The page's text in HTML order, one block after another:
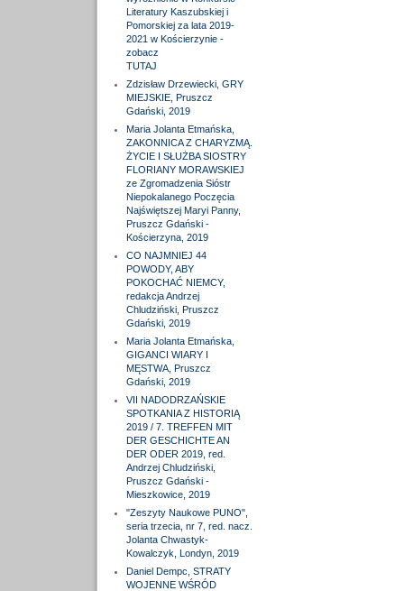
Literatury Kaszubskiej i
Pomorskiej za lata 2019-
2021 w Kościerzynie -
zobacz
TUTAJ
Zdzisław Drzewiecki, GRY
MIEJSKIE, Pruszcz
Gdański, 2019
Maria Jolanta Etmańska,
ZAKONNICA Z CHARYZMĄ.
ŻYCIE I SŁUŻBA SIOSTRY
FLORIANY MORAWSKIEJ
ze Zgromadzenia Sióstr
Niepokalanego Poczęcia
Najświętszej Maryi Panny,
Pruszcz Gdański -
Kościerzyna, 2019
CO NAJMNIEJ 44
POWODY, ABY
POKOCHAĆ NIEMCY,
redakcja Andrzej
Chludziński, Pruszcz
Gdański, 2019
Maria Jolanta Etmańska,
GIGANCI WIARY I
MĘSTWA, Pruszcz
Gdański, 2019
VII NADODRZAŃSKIE
SPOTKANIA Z HISTORIĄ
2019 / 7. TREFFEN MIT
DER GESCHICHTE AN
DER ODER 2019, red.
Andrzej Chludziński,
Pruszcz Gdański -
Mieszkowice, 2019
"Zeszyty Naukowe PUNO",
seria trzecia, nr 7, red. nacz.
Jolanta Chwastyk-
Kowalczyk, Londyn, 2019
Daniel Dempc, STRATY
WOJENNE WŚRÓD